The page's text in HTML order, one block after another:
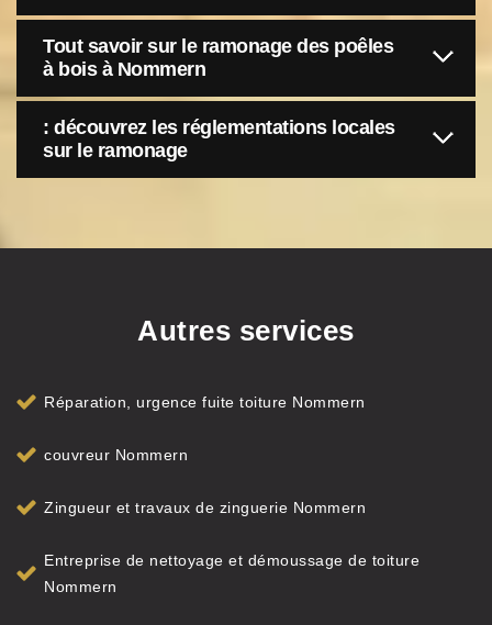
Tout savoir sur le ramonage des poêles
à bois à Nommern
: découvrez les réglementations locales
sur le ramonage
Autres services
Réparation, urgence fuite toiture Nommern
couvreur Nommern
Zingueur et travaux de zinguerie Nommern
Entreprise de nettoyage et démoussage de toiture
Nommern